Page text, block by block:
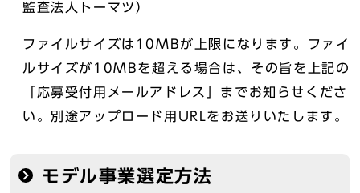
監査法人トーマツ）
ファイルサイズは10MBが上限になります。ファイ
ルサイズが10MBを超える場合は、その旨を上記の
「応募受付用メールアドレス」までお知らせくださ
い。別途アップロード用URLをお送りいたします。
モデル事業選定方法